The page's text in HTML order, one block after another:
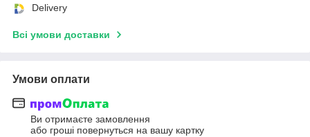
Delivery
Всі умови доставки
Умови оплати
Ви отримаєте замовлення
або гроші повернуться на вашу картку